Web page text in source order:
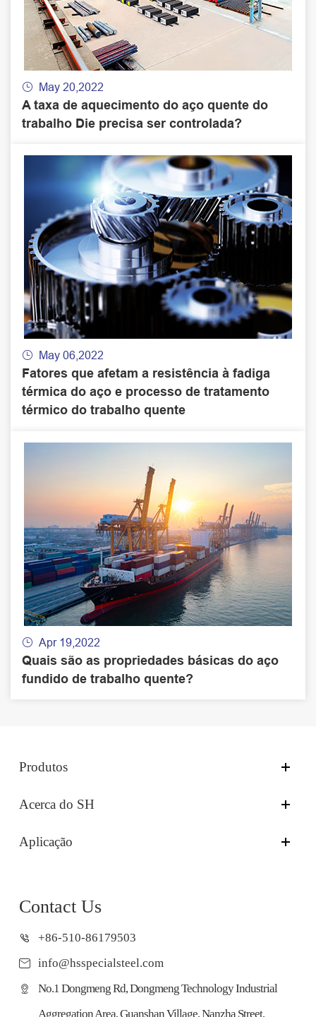
 May 20,2022
A taxa de aquecimento do aço quente do
trabalho Die precisa ser controlada?
 May 06,2022
Fatores que afetam a resistência à fadiga
térmica do aço e processo de tratamento
térmico do trabalho quente
 Apr 19,2022
Quais são as propriedades básicas do aço
fundido de trabalho quente?
Produtos
Acerca do SH
Aplicação
Contact Us
+86-510-86179503
info@hsspecialsteel.com
No.1 Dongmeng Rd, Dongmeng Technology Industrial
Aggregation Area, Guanshan Village, Nanzha Street,